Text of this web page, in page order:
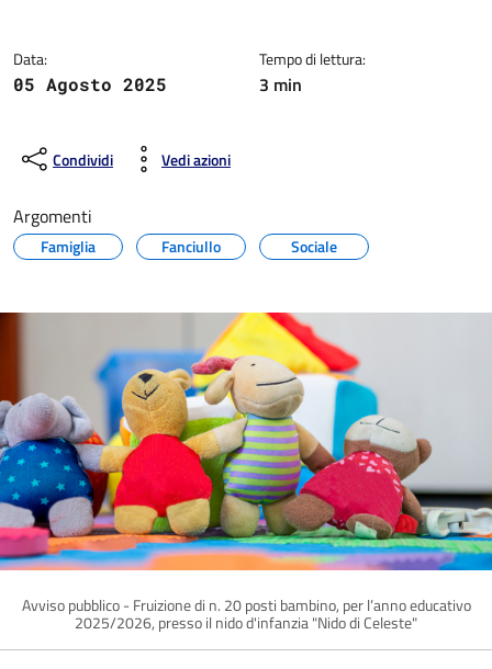
Data:
05 Agosto 2025
Tempo di lettura:
3 min
Condividi Vedi azioni
Argomenti
Famiglia Fanciullo Sociale
Avviso pubblico - Fruizione di n. 20 posti bambino, per l’anno educativo
2025/2026, presso il nido d'infanzia "Nido di Celeste"